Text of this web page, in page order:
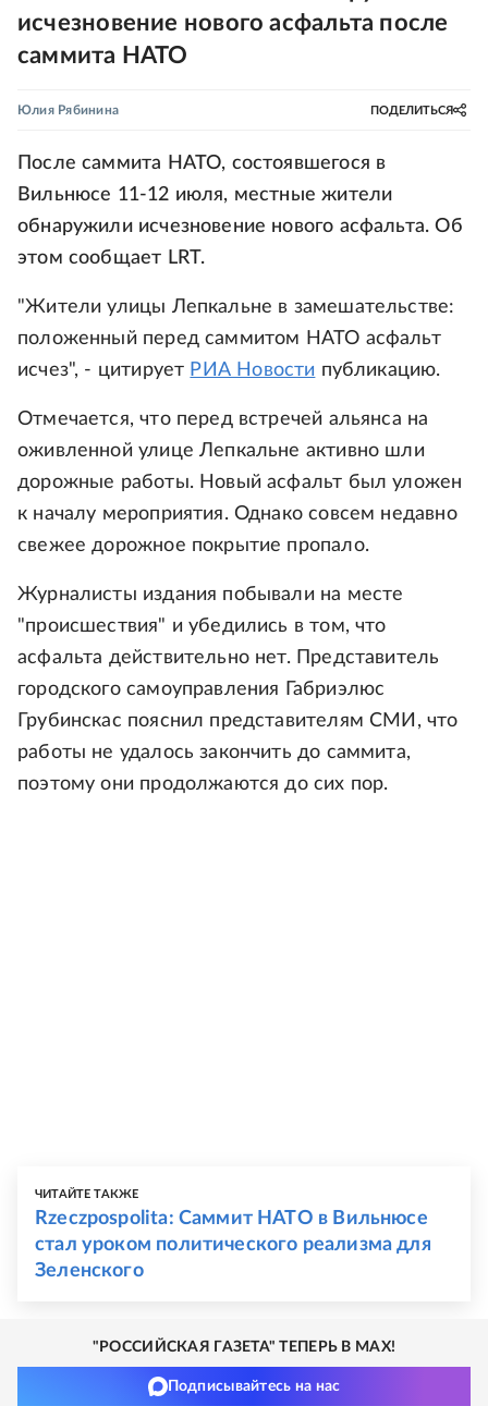
исчезновение нового асфальта после
саммита НАТО
Юлия Рябинина ПОДЕЛИТЬСЯ
После саммита НАТО, состоявшегося в
Вильнюсе 11-12 июля, местные жители
обнаружили исчезновение нового асфальта. Об
этом сообщает LRT.
"Жители улицы Лепкальне в замешательстве:
положенный перед саммитом НАТО асфальт
исчез", - цитирует РИА Новости публикацию.
Отмечается, что перед встречей альянса на
оживленной улице Лепкальне активно шли
дорожные работы. Новый асфальт был уложен
к началу мероприятия. Однако совсем недавно
свежее дорожное покрытие пропало.
Журналисты издания побывали на месте
"происшествия" и убедились в том, что
асфальта действительно нет. Представитель
городского самоуправления Габриэлюс
Грубинскас пояснил представителям СМИ, что
работы не удалось закончить до саммита,
поэтому они продолжаются до сих пор.
ЧИТАЙТЕ ТАКЖЕ
Rzeczpospolita: Саммит НАТО в Вильнюсе
стал уроком политического реализма для
Зеленского
"РОССИЙСКАЯ ГАЗЕТА" ТЕПЕРЬ В MAX!
Подписывайтесь на нас